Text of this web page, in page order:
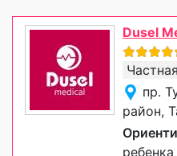
Dusel
пр.
район,
ребенка